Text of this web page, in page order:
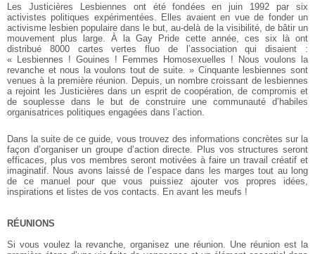
Les Justicières Lesbiennes ont été fondées en juin 1992 par six
activistes politiques expérimentées. Elles avaient en vue de fonder un
activisme lesbien populaire dans le but, au-delà de la visibilité, de bâtir un
mouvement plus large. À la Gay Pride cette année, ces six là ont
distribué 8000 cartes vertes fluo de l’association qui disaient :
« Lesbiennes ! Gouines ! Femmes Homosexuelles ! Nous voulons la
revanche et nous la voulons tout de suite. » Cinquante lesbiennes sont
venues à la première réunion. Depuis, un nombre croissant de lesbiennes
a rejoint les Justicières dans un esprit de coopération, de compromis et
de souplesse dans le but de construire une communauté d’habiles
organisatrices politiques engagées dans l’action.
Dans la suite de ce guide, vous trouvez des informations concrètes sur la
façon d’organiser un groupe d’action directe. Plus vos structures seront
efficaces, plus vos membres seront motivées à faire un travail créatif et
imaginatif. Nous avons laissé de l’espace dans les marges tout au long
de ce manuel pour que vous puissiez ajouter vos propres idées,
inspirations et listes de vos contacts. En avant les meufs !
RÉUNIONS
Si vous voulez la revanche, organisez une réunion. Une réunion est la